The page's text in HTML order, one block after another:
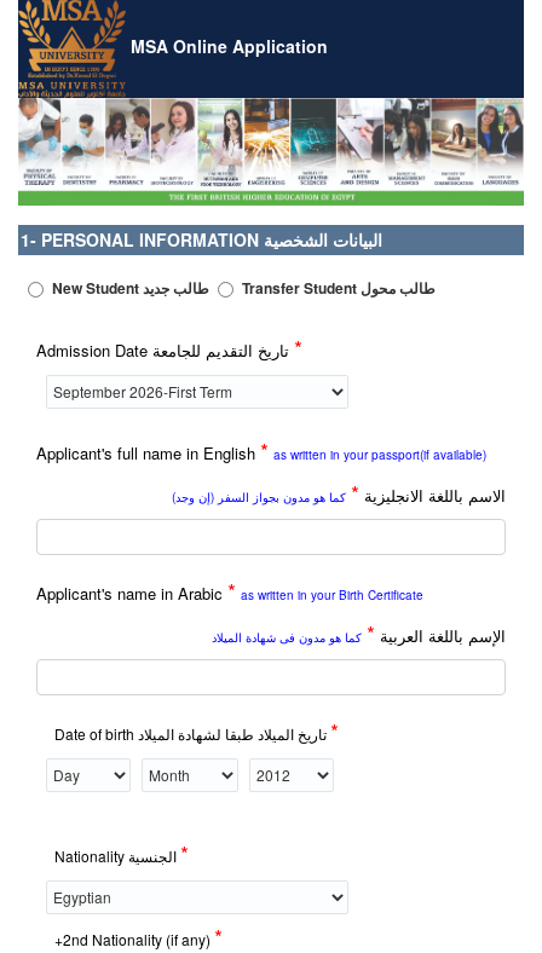
MSA Online Application
1- PERSONAL INFORMATION البيانات الشخصية
New Student طالب جديد Transfer Student طالب محول
*
Applicant's full name in English * as written in your passport(if available)
الاسم باللغة الانجليزية * كما هو مدون بجواز السفر (إن وجد)
Applicant's name in Arabic * as written in your Birth Certificate
الإسم باللغة العربية * كما هو مدون فى شهادة الميلاد
*
*
+2nd Nationality (if any) *